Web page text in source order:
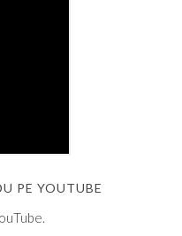
PE YOUTUBE